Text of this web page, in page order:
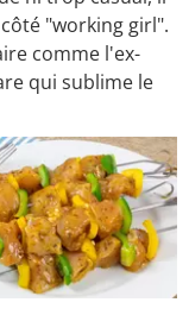
"working girl".
comme l'ex-
qui sublime le